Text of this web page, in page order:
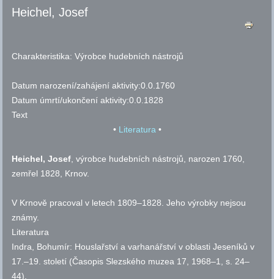
Heichel, Josef
Charakteristika:Výrobce hudebních nástrojů
Datum narození/zahájení aktivity:0.0.1760
Datum úmrtí/ukončení aktivity:0.0.1828
Text
• Literatura•
Heichel, Josef, výrobce hudebních nástrojů, narozen 1760,
zemřel 1828, Krnov.
V Krnově pracoval v letech 1809–1828. Jeho výrobky nejsou
známy.
Literatura
Indra, Bohumír: Houslařství a varhanářství v oblasti Jeseníků v
17.–19. století (Časopis Slezského muzea 17, 1968–1, s. 24–
44).